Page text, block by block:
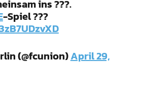
ins ???.
-Spiel ???
(@fcunion)April 29,